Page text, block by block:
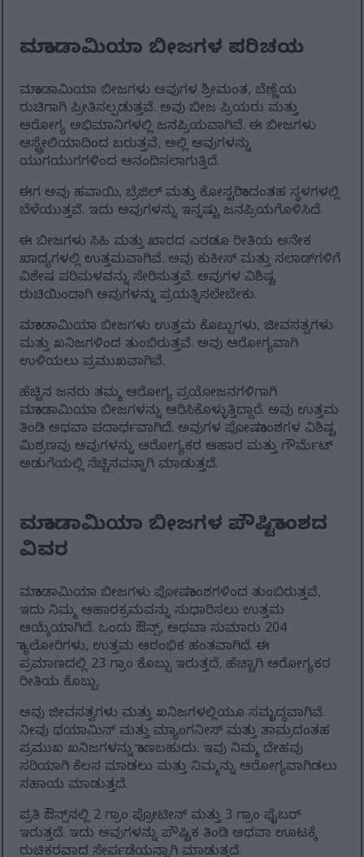
ಮಕಾಡಾಮಿಯಾ ಬೀಜಗಳ ಪರಿಚಯ
ಮಕಾಡಾಮಿಯಾ ಬೀಜಗಳು ಅವುಗಳ ಶ್ರೀಮಂತ, ಬೆಣ್ಣೆಯ
ರುಚಿಗಾಗಿ ಪ್ರೀತಿಸಲ್ಪಡುತ್ತವೆ. ಅವು ಬೀಜ ಪ್ರಿಯರು ಮತ್ತು
ಆರೋಗ್ಯ ಅಭಿಮಾನಿಗಳಲ್ಲಿ ಜನಪ್ರಿಯವಾಗಿವೆ. ಈ ಬೀಜಗಳು
ಆಸ್ಟ್ರೇಲಿಯಾದಿಂದ ಬರುತ್ತವೆ, ಅಲ್ಲಿ ಅವುಗಳನ್ನು
ಯುಗಯುಗಗಳಿಂದ ಆನಂದಿಸಲಾಗುತ್ತಿದೆ.
ಈಗ ಅವು ಹವಾಯಿ, ಬ್ರೆಜಿಲ್ ಮತ್ತು ಕೋಸ್ಟರಿಕಾದಂತಹ ಸ್ಥಳಗಳಲ್ಲಿ
ಬೆಳೆಯುತ್ತವೆ. ಇದು ಅವುಗಳನ್ನು ಇನ್ನಷ್ಟು ಜನಪ್ರಿಯಗೊಳಿಸಿದೆ.
ಈ ಬೀಜಗಳು ಸಿಹಿ ಮತ್ತು ಖಾರದ ಎರಡೂ ರೀತಿಯ ಅನೇಕ
ಖಾದ್ಯಗಳಲ್ಲಿ ಉತ್ತಮವಾಗಿವೆ. ಅವು ಕುಕೀಸ್ ಮತ್ತು ಸಲಾಡ್‌ಗಳಿಗೆ
ವಿಶೇಷ ಪರಿಮಳವನ್ನು ಸೇರಿಸುತ್ತವೆ. ಅವುಗಳ ವಿಶಿಷ್ಟ
ರುಚಿಯಿಂದಾಗಿ ಅವುಗಳನ್ನು ಪ್ರಯತ್ನಿಸಲೇಬೇಕು.
ಮಕಾಡಾಮಿಯಾ ಬೀಜಗಳು ಉತ್ತಮ ಕೊಬ್ಬುಗಳು, ಜೀವಸತ್ವಗಳು
ಮತ್ತು ಖನಿಜಗಳಿಂದ ತುಂಬಿರುತ್ತವೆ. ಅವು ಆರೋಗ್ಯವಾಗಿ
ಉಳಿಯಲು ಪ್ರಮುಖವಾಗಿವೆ.
ಹೆಚ್ಚಿನ ಜನರು ತಮ್ಮ ಆರೋಗ್ಯ ಪ್ರಯೋಜನಗಳಿಗಾಗಿ
ಮಕಾಡಾಮಿಯಾ ಬೀಜಗಳನ್ನು ಆರಿಸಿಕೊಳ್ಳುತ್ತಿದ್ದಾರೆ. ಅವು ಉತ್ತಮ
ತಿಂಡಿ ಅಥವಾ ಪದಾರ್ಥವಾಗಿದೆ. ಅವುಗಳ ಪೋಷಕಾಂಶಗಳ ವಿಶಿಷ್ಟ
ಮಿಶ್ರಣವು ಅವುಗಳನ್ನು ಆರೋಗ್ಯಕರ ಆಹಾರ ಮತ್ತು ಗೌರ್ಮೆಟ್
ಅಡುಗೆಯಲ್ಲಿ ನೆಚ್ಚಿನವನ್ನಾಗಿ ಮಾಡುತ್ತದೆ.
ಮಕಾಡಾಮಿಯಾ ಬೀಜಗಳ ಪೌಷ್ಟಿಕಾಂಶದ
ವಿವರ
ಮಕಾಡಾಮಿಯಾ ಬೀಜಗಳು ಪೋಷಕಾಂಶಗಳಿಂದ ತುಂಬಿರುತ್ತವೆ,
ಇದು ನಿಮ್ಮ ಆಹಾರಕ್ರಮವನ್ನು ಸುಧಾರಿಸಲು ಉತ್ತಮ
ಆಯ್ಕೆಯಾಗಿದೆ. ಒಂದು ಔನ್ಸ್, ಅಥವಾ ಸುಮಾರು 204
ಕ್ಯಾಲೋರಿಗಳು, ಉತ್ತಮ ಆರಂಭಿಕ ಹಂತವಾಗಿದೆ. ಈ
ಪ್ರಮಾಣದಲ್ಲಿ 23 ಗ್ರಾಂ ಕೊಬ್ಬು ಇರುತ್ತದೆ, ಹೆಚ್ಚಾಗಿ ಆರೋಗ್ಯಕರ
ರೀತಿಯ ಕೊಬ್ಬು.
ಅವು ಜೀವಸತ್ವಗಳು ಮತ್ತು ಖನಿಜಗಳಲ್ಲಿಯೂ ಸಮೃದ್ಧವಾಗಿವೆ.
ನೀವು ಥಯಾಮಿನ್ ಮತ್ತು ಮ್ಯಾಂಗನೀಸ್ ಮತ್ತು ತಾಮ್ರದಂತಹ
ಪ್ರಮುಖ ಖನಿಜಗಳನ್ನು ಕಾಣಬಹುದು. ಇವು ನಿಮ್ಮ ದೇಹವು
ಸರಿಯಾಗಿ ಕೆಲಸ ಮಾಡಲು ಮತ್ತು ನಿಮ್ಮನ್ನು ಆರೋಗ್ಯವಾಗಿಡಲು
ಸಹಾಯ ಮಾಡುತ್ತದೆ.
ಪ್ರತಿ ಔನ್ಸ್‌ನಲ್ಲಿ 2 ಗ್ರಾಂ ಪ್ರೋಟೀನ್ ಮತ್ತು 3 ಗ್ರಾಂ ಫೈಬರ್
ಇರುತ್ತದೆ. ಇದು ಅವುಗಳನ್ನು ಪೌಷ್ಟಿಕ ತಿಂಡಿ ಅಥವಾ ಊಟಕ್ಕೆ
ರುಚಿಕರವಾದ ಸೇರ್ಪಡೆಯನ್ನಾಗಿ ಮಾಡುತ್ತದೆ.